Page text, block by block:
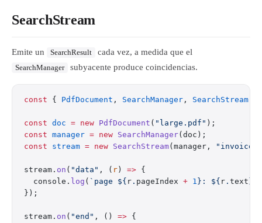
SearchStream
Emite un SearchResult cada vez, a medida que el
SearchManager subyacente produce coincidencias.
const { PdfDocument , SearchManager , SearchStream
const doc = new PdfDocument ( "large.pdf" );
const manager = new SearchManager(doc);
const stream = new SearchStream(manager, "invoice"
stream. on ( "data" , ( r ) => {
  console.
log ( `page ${ r . pageIndex + 1 }: ${ r . text
});
stream. on ( "end" , () => {